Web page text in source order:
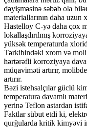
dəyişməsinə səbəb ola
materiallarının daha
Hastelloy C-yə daha çox
lokallaşdırılmış
yüksək temperaturda
Tərkibindəki xrom və
hərtərəfli korroziyaya
müqaviməti artırır,
artırır.
Bəzi istehsalçılar güclü
temperatura davamlı
yerinə Teflon astardan
Faktlar sübut etdi ki,
qurğularda kritik kimyəvi